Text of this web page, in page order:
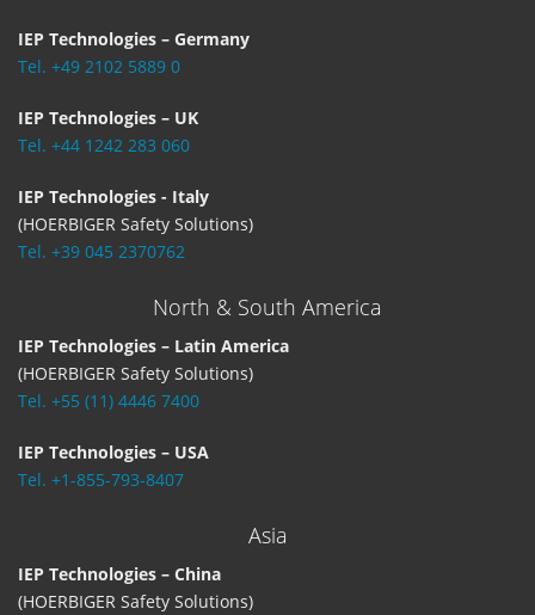
IEP Technologies – Germany
Tel. +49 2102 5889 0
IEP Technologies – UK
Tel. +44 1242 283 060
IEP Technologies - Italy
(HOERBIGER Safety Solutions)
Tel. +39 045 2370762
North & South America
IEP Technologies – Latin America
(HOERBIGER Safety Solutions)
Tel. +55 (11) 4446 7400
IEP Technologies – USA
Tel. +1-855-793-8407
Asia
IEP Technologies – China
(HOERBIGER Safety Solutions)